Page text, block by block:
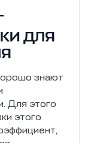
ДЛЯ
знают
Для этого
этого